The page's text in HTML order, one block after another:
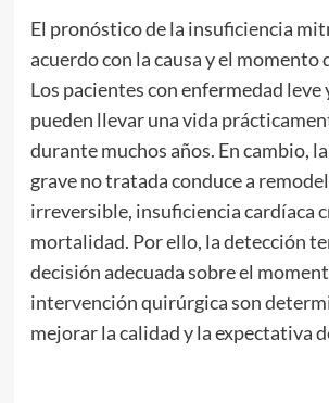
El pronóstico de la insuficiencia
acuerdo con la causa y el momento
Los pacientes con enfermedad leve
pueden llevar una vida
durante muchos años. En cambio,
grave no tratada conduce a
irreversible, insuficiencia cardíaca
mortalidad. Por ello, la detección
decisión adecuada sobre el
intervención quirúrgica son
mejorar la calidad y la expectativa